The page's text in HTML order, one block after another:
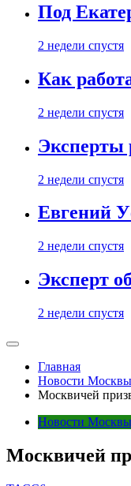
Под
2 недели спустя
Как
2 недели спустя
Эксперты
2 недели спустя
Евгений
2 недели спустя
Эксперт
2 недели спустя
Главная
Новости Москвы
Москвичей
Новости Москвы
Москвичей